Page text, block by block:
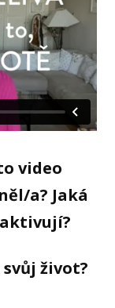
video
a? Jaká
život?